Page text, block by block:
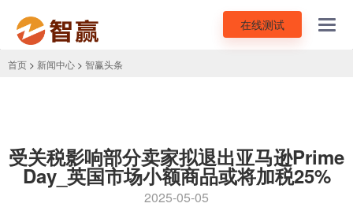
在线测试
首页 > 新闻中心 > 智赢头条
受关税影响部分卖家拟退出亚马逊Prime
Day_英国市场小额商品或将加税25%
2025-05-05